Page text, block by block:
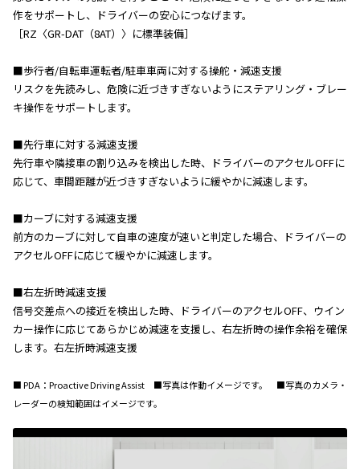
作をサポートし、ドライバーの安心につなげます。
［RZ〈GR-DAT（8AT）〉に標準装備］
■歩行者/自転車運転者/駐車車両に対する操舵・減速支援
リスクを先読みし、危険に近づきすぎないようにステアリング・ブレー
キ操作をサポートします。
■先行車に対する減速支援
先行車や隣接車の割り込みを検出した時、ドライバーのアクセルOFFに
応じて、車間距離が近づきすぎないように緩やかに減速します。
■カーブに対する減速支援
前方のカーブに対して自車の速度が速いと判定した場合、ドライバーの
アクセルOFFに応じて緩やかに減速します。
■右左折時減速支援
信号交差点への接近を検出した時、ドライバーのアクセルOFF、ウイン
カー操作に応じてあらかじめ減速を支援し、右左折時の操作余裕を確保
します。右左折時減速支援
■ PDA：Proactive Driving Assist ■写真は作動イメージです。 ■写真のカメラ・
レーダーの検知範囲はイメージです。